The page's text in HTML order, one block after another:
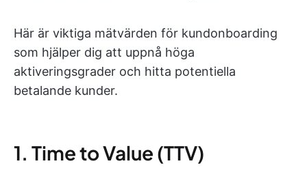
Här är viktiga mätvärden för kundonboarding
som hjälper dig att uppnå höga
aktiveringsgrader och hitta potentiella
betalande kunder.
1. Time to Value (TTV)